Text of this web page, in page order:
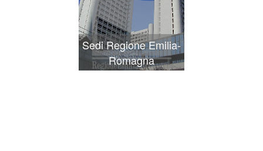
Sedi Regione Emilia-
Romagna